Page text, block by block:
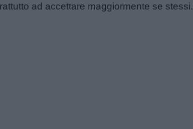
ad accettare maggiormente se stessi.